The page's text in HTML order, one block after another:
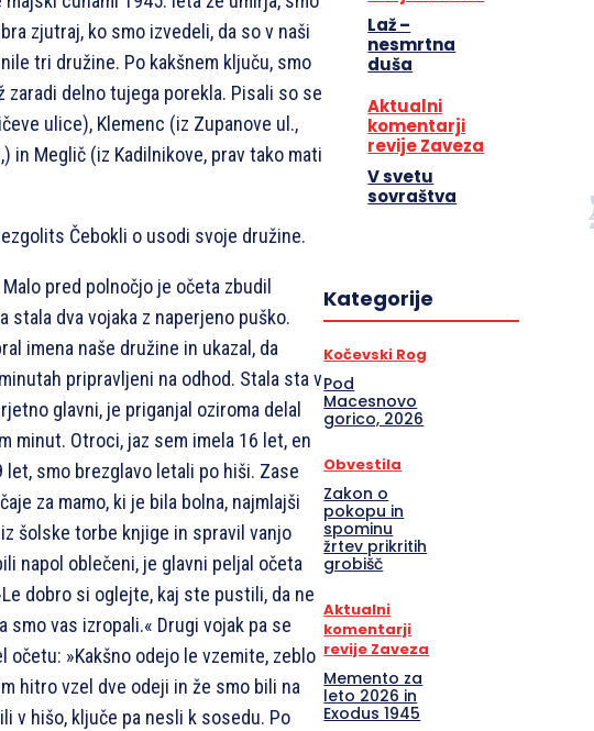
zjutraj, ko smo izvedeli, da so v naši
tri družine. Po kakšnem ključu, smo
zaradi delno tujega porekla. Pisali so se
ulice), Klemenc (iz Zupanove ul.,
in Meglič (iz Kadilnikove, prav tako mati
Čebokli o usodi svoje družine.
pred polnočjo je očeta zbudil
stala dva vojaka z naperjeno puško.
imena naše družine in ukazal, da
pripravljeni na odhod. Stala sta v
glavni, je priganjal oziroma delal
minut. Otroci, jaz sem imela 16 let, en
let, smo brezglavo letali po hiši. Zase
za mamo, ki je bila bolna, najmlajši
šolske torbe knjige in spravil vanjo
napol oblečeni, je glavni peljal očeta
dobro si oglejte, kaj ste pustili, da ne
smo vas izropali.« Drugi vojak pa se
očetu: »Kakšno odejo le vzemite, zeblo
hitro vzel dve odeji in že smo bili na
v hišo, ključe pa nesli k sosedu. Po
Laž –
nesmrtna
duša
Aktualni
komentarji
revije Zaveza
V svetu
sovraštva
Kategorije
Kočevski Rog
Pod
Macesnovo
gorico, 2026
Obvestila
Zakon o
pokopu in
spominu
žrtev prikritih
grobišč
Aktualni
komentarji
revije Zaveza
Memento za
leto 2026 in
Exodus 1945